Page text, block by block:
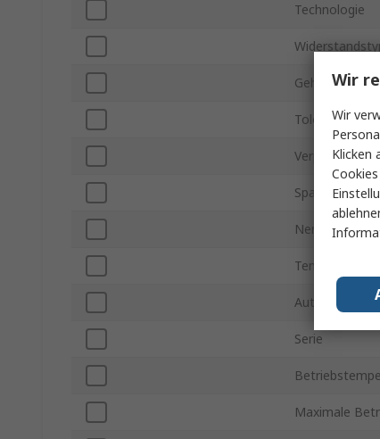
Technologie
Gehäusegröße
Toleranz
Spannung
Nennleistung
Serie
Maximale
Wir
Wir
Klicken